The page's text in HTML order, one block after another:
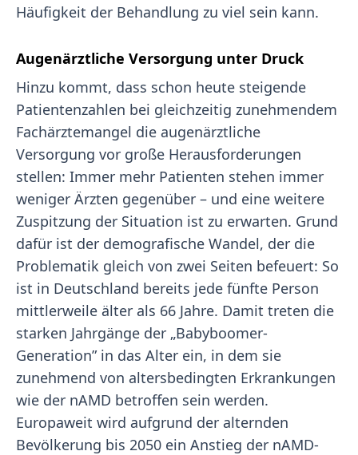
Häufigkeit der Behandlung zu viel sein kann.
Augenärztliche Versorgung unter Druck
Hinzu kommt, dass schon heute steigende
Patientenzahlen bei gleichzeitig zunehmendem
Fachärztemangel die augenärztliche
Versorgung vor große Herausforderungen
stellen: Immer mehr Patienten stehen immer
weniger Ärzten gegenüber – und eine weitere
Zuspitzung der Situation ist zu erwarten. Grund
dafür ist der demografische Wandel, der die
Problematik gleich von zwei Seiten befeuert: So
ist in Deutschland bereits jede fünfte Person
mittlerweile älter als 66 Jahre. Damit treten die
starken Jahrgänge der „Babyboomer-
Generation” in das Alter ein, in dem sie
zunehmend von altersbedingten Erkrankungen
wie der nAMD betroffen sein werden.
Europaweit wird aufgrund der alternden
Bevölkerung bis 2050 ein Anstieg der nAMD-